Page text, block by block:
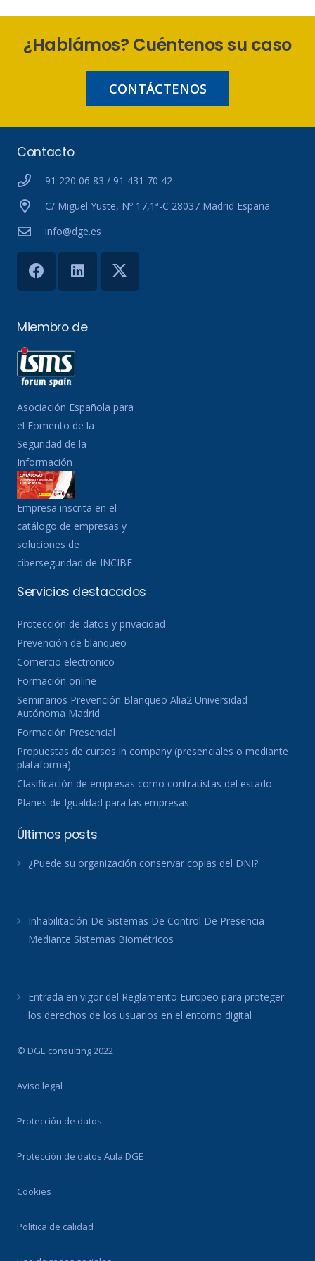
¿Hablámos? Cuéntenos su caso
CONTÁCTENOS
Contacto
91 220 06 83 / 91 431 70 42
C/ Miguel Yuste, Nº 17,1ª-C 28037 Madrid España
info@dge.es
Miembro de
Asociación Española para
el Fomento de la
Seguridad de la
Información
Empresa inscrita en el
catálogo de empresas y
soluciones de
ciberseguridad de INCIBE
Servicios destacados
Protección de datos y privacidad
Prevención de blanqueo
Comercio electronico
Formación online
Seminarios Prevención Blanqueo Alia2 Universidad
Autónoma Madrid
Formación Presencial
Propuestas de cursos in company (presenciales o mediante
plataforma)
Clasificación de empresas como contratistas del estado
Planes de Igualdad para las empresas
Últimos posts
¿Puede su organización conservar copias del DNI?
Inhabilitación De Sistemas De Control De Presencia
Mediante Sistemas Biométricos
Entrada en vigor del Reglamento Europeo para proteger
los derechos de los usuarios en el entorno digital
© DGE consulting 2022
Aviso legal
Protección de datos
Protección de datos Aula DGE
Cookies
Política de calidad